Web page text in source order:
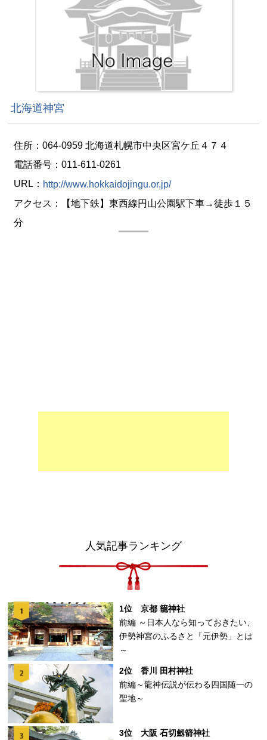
北海道神宮
住所：064-0959 北海道札幌市中央区宮ケ丘４７４
電話番号：011-611-0261
URL： http://www.hokkaidojingu.or.jp/
アクセス：【地下鉄】東西線円山公園駅下車→徒歩１５
分
人気記事ランキング
1位 京都 籠神社
前編 ～日本人なら知っておきたい、
伊勢神宮のふるさと「元伊勢」とは
～
2位 香川 田村神社
前編～龍神伝説が伝わる四国随一の
聖地～
3位 大阪 石切劔箭神社